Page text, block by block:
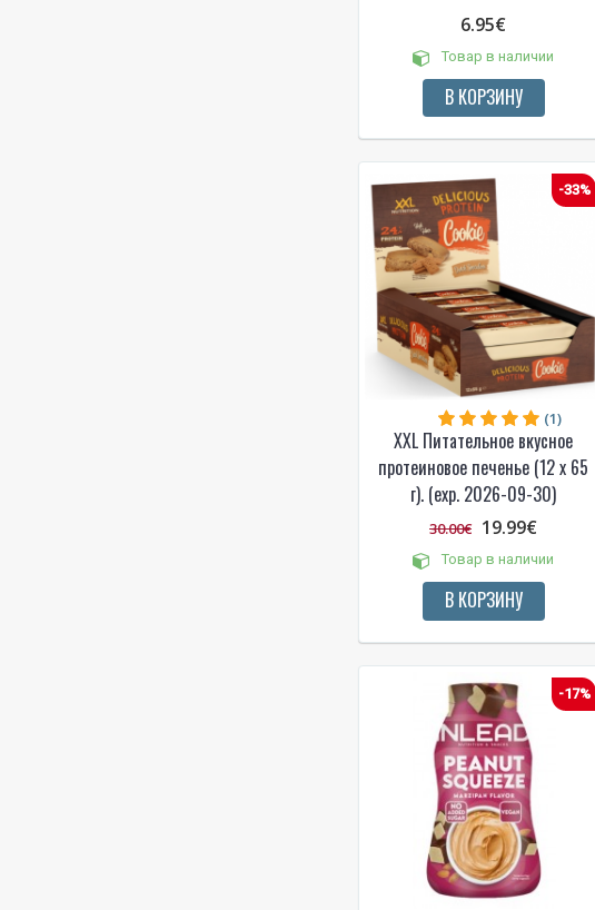
6.95€
Товар в наличии
В КОРЗИНУ
-33%
XXL Питательное вкусное
протеиновое печенье (12 x 65
г). (exp. 2026-09-30)
(1)
30.00€ 19.99€
Товар в наличии
В КОРЗИНУ
-17%